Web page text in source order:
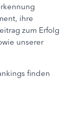
ihre
zum Erfolg
unserer
finden